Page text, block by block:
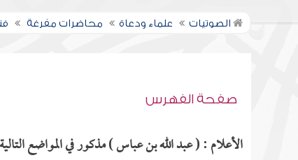
الصوتيات علماء ودعاة محاضرات مفرغة
صفحة الفهرس
الأعلام : ( عبد الله بن عباس ) مذكور في المواضع التالية